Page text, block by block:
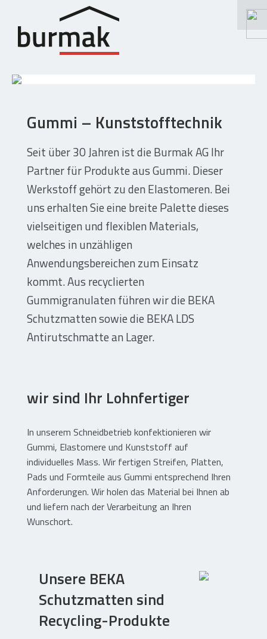
Wasserstrahlschneiden
Längsschneiden / Querschneiden
CNC Schneiden / Fräsen / Gravieren
Materialien / Leistungsspektrum
Rundumservice / Lohnfertigung
Schneidebetrieb / Maschinen
Fotos / Referenzen Schneidarbeiten
Gummi – Kunststofftechnik
Gummi / Elastomer / Kunststoff
Hoch- und Tiefbau
Abdichtungsschutz Photovoltaik
Ladungssicherung / Transport
Flachdachbau – Dachgeräte
Abdichten
Dämmen
Abdichtungsschutz
Mietgeräte und Reparaturservice
Lagerhaltung und Lieferservice
Suchen
nach:
Gummi – Kunststofftechnik
Seit über 30 Jahren ist die Burmak AG Ihr
Partner für Produkte aus Gummi. Dieser
Werkstoff gehört zu den Elastomeren. Bei
uns erhalten Sie eine breite Palette dieses
vielseitigen und flexiblen Materials,
welches in unzähligen
Anwendungsbereichen zum Einsatz
kommt. Aus recyclierten
Gummigranulaten führen wir die BEKA
Schutzmatten sowie die BEKA LDS
Antirutschmatte an Lager.
wir sind Ihr Lohnfertiger
In unserem Schneidbetrieb konfektionieren wir
Gummi, Elastomere und Kunststoff auf
individuelles Mass. Wir fertigen Streifen, Platten,
Pads und Formteile aus Gummi entsprechend Ihren
Anforderungen. Wir holen das Material bei Ihnen ab
und liefern nach der Verarbeitung an Ihren
Wunschort.
Unsere BEKA
Schutzmatten sind
Recycling-Produkte